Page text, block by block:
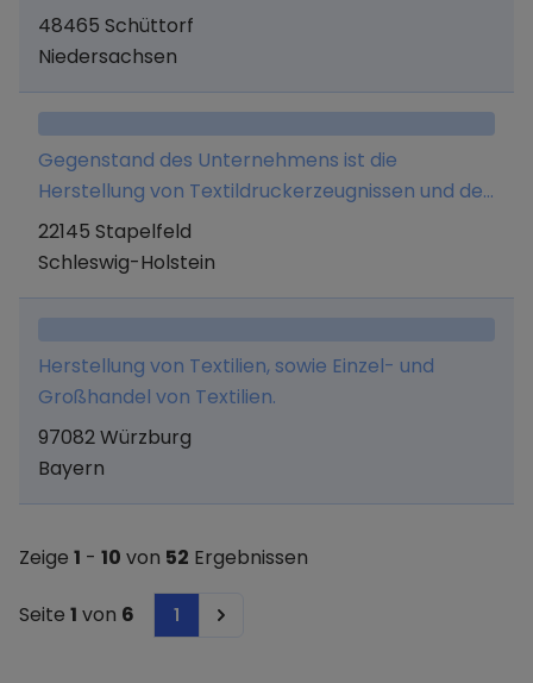
48465 Schüttorf
Niedersachsen
Gegenstand des Unternehmens ist die
Herstellung von Textildruckerzeugnissen und der
Vertrieb von Textilien, Berufsbekleidung,
Geschenkartikeln, der Versandhandel und die
stehenden Tätigkeiten. Ausgenommen sind
erlaubnispflichtige Tätigkeiten jeder Art, soweit
nicht die Erlaubnis vorliegt.
22145 Stapelfeld
Schleswig-Holstein
Herstellung von Textilien, sowie Einzel- und
Großhandel von Textilien.
97082 Würzburg
Bayern
Zeige 1 - 10 von 52 Ergebnissen
Seite 1 von 6 1 Next